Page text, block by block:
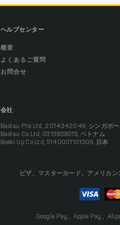
ヘルプセンター
概要
よくあるご質問
お問合せ
会社
Baolau Pte Ltd, 201434204K, シンガポー
Baolau Co Ltd, 0313838015, ベトナム
Boeki Up Co Ltd, 5140001101308, 日本
ビザ、マスターカード、アメリカ
Google Pay、Apple Pay、